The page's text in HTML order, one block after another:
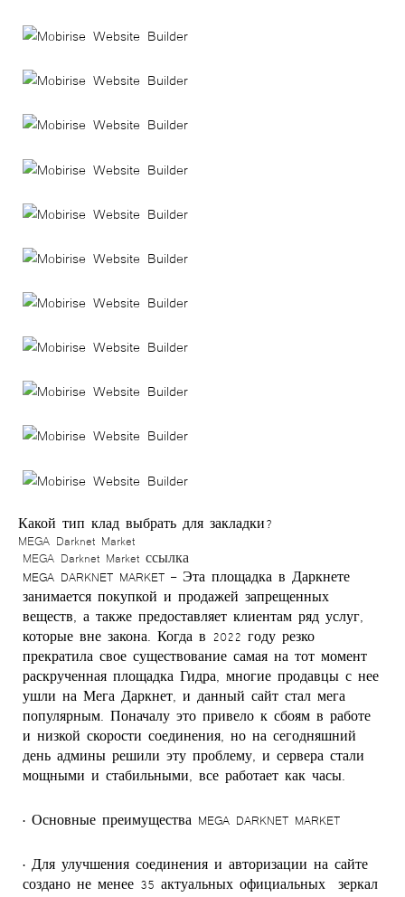
Какой тип клад выбрать для закладки?
MEGA Darknet Market
MEGA Darknet Market ссылка
MEGA DARKNET MARKET – Эта площадка в Даркнете
занимается покупкой и продажей запрещенных
веществ, а также предоставляет клиентам ряд услуг,
которые вне закона. Когда в 2022 году резко
прекратила свое существование самая на тот момент
раскрученная площадка Гидра, многие продавцы с нее
ушли на Мега Даркнет, и данный сайт стал мега
популярным. Поначалу это привело к сбоям в работе
и низкой скорости соединения, но на сегодняшний
день админы решили эту проблему, и сервера стали
мощными и стабильными, все работает как часы.
• Основные преимущества MEGA DARKNET MARKET
• Для улучшения соединения и авторизации на сайте
создано не менее 35 актуальных официальных зеркал